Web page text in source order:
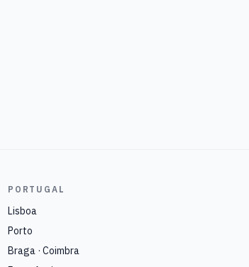
PORTUGAL
Lisboa
Porto
Braga · Coimbra